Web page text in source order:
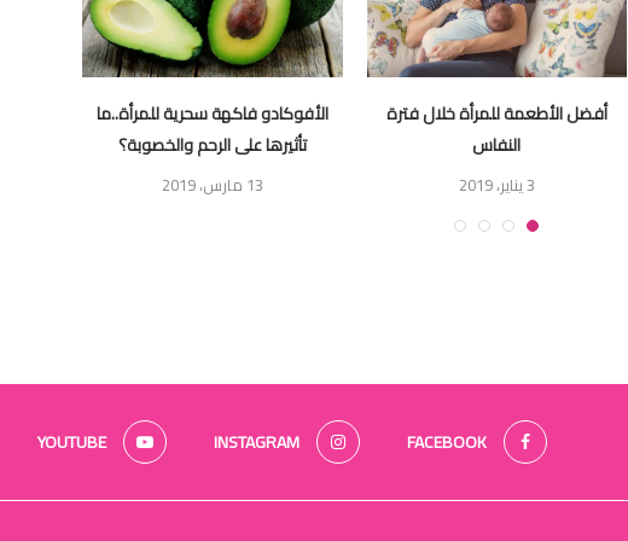
أفضل الأطعمة للمرأة خلال فترة
النفاس
3 يناير، 2019
الأفوكادو فاكهة سحرية للمرأة..ما
تأثيرها على الرحم والخصوبة؟
13 مارس، 2019
FACEBOOK
INSTAGRAM
YOUTUBE